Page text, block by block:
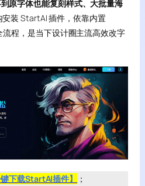
原字体也能复刻样式、大批量海
安装 StartAI 插件，依靠内置
程，是当下设计圈主流高效改字
键下载StartAI插件】
；